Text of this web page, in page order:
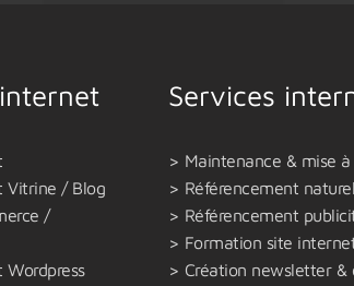
Vitrine / Blog
/
Services
Maintenance & mise
Référencement
Référencement
Formation site
Création newsletter &